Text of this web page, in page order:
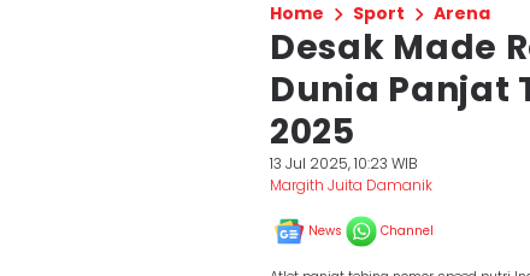
Home Sport Arena
Desak Made
Dunia Panjat
2025
13 Jul 2025, 10:23 WIB
Margith Juita Damanik
News Channel